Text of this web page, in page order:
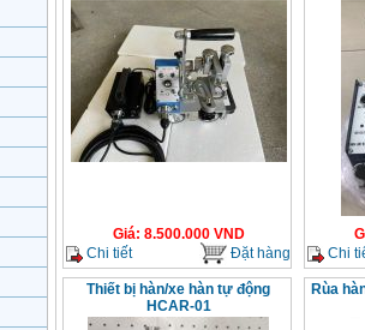
Giá: 8.500.000VND
Chi tiết
Đặt hàng
Chi
Thiết bị hàn/xe hàn tự động
HCAR-01
Rùa